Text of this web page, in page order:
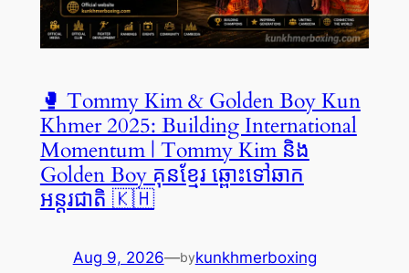
🥊 Tommy Kim & Golden Boy Kun
Khmer 2025: Building International
Momentum | Tommy Kim និង
Golden Boy គុនខ្មែរ ឆ្ពោះទៅឆាក
អន្តរជាតិ 🇰🇭
Aug 9, 2026—bykunkhmerboxing